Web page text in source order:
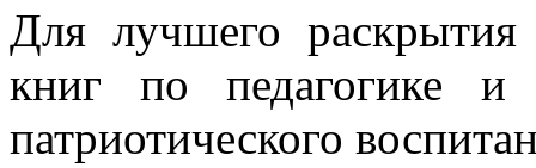
Для лучшего раскрытия
книг по педагогике и
патриотического